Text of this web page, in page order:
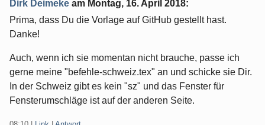
Dirk Deimeke am Montag, 16. April 2018:
Prima, dass Du die Vorlage auf GitHub gestellt hast.
Danke!
Auch, wenn ich sie momentan nicht brauche, passe ich
gerne meine "befehle-schweiz.tex" an und schicke sie Dir.
In der Schweiz gibt es kein "sz" und das Fenster für
Fensterumschläge ist auf der anderen Seite.